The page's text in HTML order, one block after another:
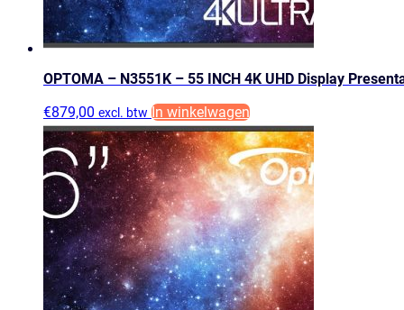
OPTOMA – N3551K – 55 INCH 4K UHD Display
€879,00 excl. btw In winkelwagen